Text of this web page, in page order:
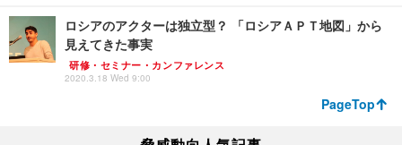
ロシアのアクターは独立型？ 「ロシアＡＰＴ地図」から
見えてきた事実
研修・セミナー・カンファレンス
2020.3.18 Wed 9:00
PageTop